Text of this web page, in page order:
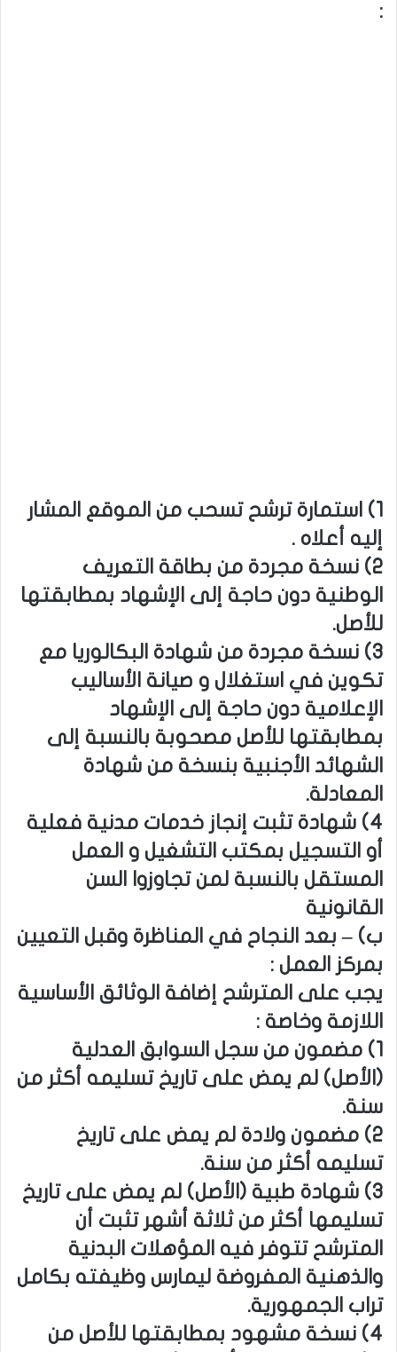
:
1) استمارة ترشح تسحب من الموقع المشار
إليه أعلاه .
2) نسخة مجردة من بطاقة التعريف
الوطنية دون حاجة إلى الإشهاد بمطابقتها
للأصل.
3) نسخة مجردة من شهادة البكالوريا مع
تكوين في استغلال و صيانة الأساليب
الإعلامية دون حاجة إلى الإشهاد
بمطابقتها للأصل مصحوبة بالنسبة إلى
الشهائد الأجنبية بنسخة من شهادة
المعادلة.
4) شهادة تثبت إنجاز خدمات مدنية فعلية
أو التسجيل بمكتب التشغيل و العمل
المستقل بالنسبة لمن تجاوزوا السن
القانونية
ب‌) – بعد النجاح في المناظرة وقبل التعيين
بمركز العمل :
يجب على المترشح إضافة الوثائق الأساسية
اللازمة وخاصة :
1) مضمون من سجل السوابق العدلية
(الأصل) لم يمض على تاريخ تسليمه أكثر من
سنة.
2) مضمون ولادة لم يمض على تاريخ
تسليمه أكثر من سنة.
3) شهادة طبية (الأصل) لم يمض على تاريخ
تسليمها أكثر من ثلاثة أشهر تثبت أن
المترشح تتوفر فيه المؤهلات البدنية
والذهنية المفروضة ليمارس وظيفته بكامل
تراب الجمهورية.
4) نسخة مشهود بمطابقتها للأصل من